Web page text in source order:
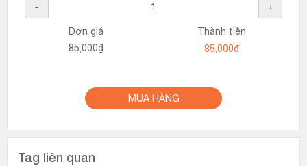
-
+
Đơn giá
85,000₫
Thành tiền
MUA HÀNG
Tag liên quan